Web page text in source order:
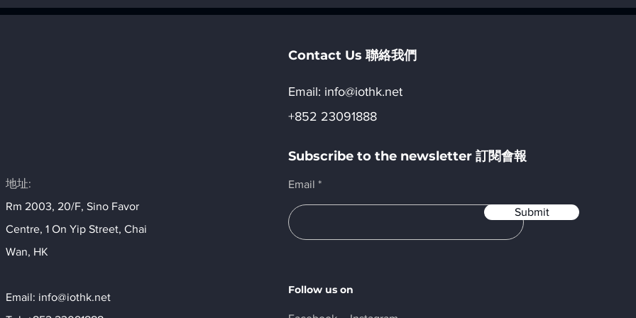
「六, AI 行業應用」
AI 行業應用」
_「六, AI 行業應用」
地址:
Rm 2003, 20/F, Sino Favor
Centre, 1 On Yip Street, Chai
Wan, HK​
Email: info@iothk.net
Contact Us 聯絡我們
Email:​ info@iothk.net
+852 23091888
Subscribe to the newsletter 訂閱會報
Email
Submit
Follow us on